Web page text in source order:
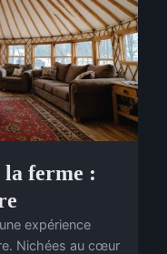
ferme :
expérience
Nichées au cœur